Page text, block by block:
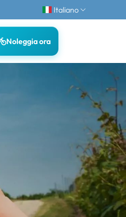
Italiano
Noleggia ora